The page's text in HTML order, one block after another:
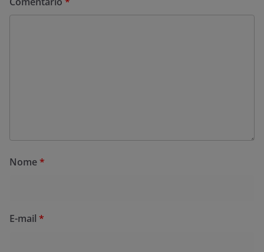
Nome*
E-mail *